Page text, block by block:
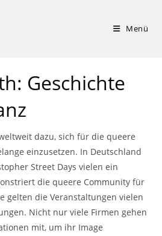
Menü
Geschichte
dazu, sich für die queere
einzusetzen. In Deutschland
Street Days vielen ein
die queere Community für
gelten die Veranstaltungen vielen
Nicht nur viele Firmen gehen
mit, um ihr Image